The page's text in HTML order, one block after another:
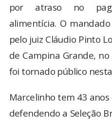
por atraso no
alimentícia. O
pelo juiz Cláudio Pinto
de Campina Grande,
foi tornado público
Marcelinho tem 43
defendendo a Seleção